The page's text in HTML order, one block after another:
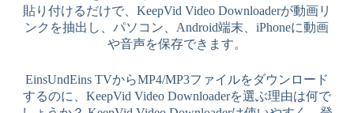
貼り付けるだけで、KeepVid Video Downloaderが動画リ
ンクを抽出し、パソコン、Android端末、iPhoneに動画
や音声を保存できます。
EinsUndEins TVからMP4/MP3ファイルをダウンロード
するのに、KeepVid Video Downloaderを選ぶ理由は何で